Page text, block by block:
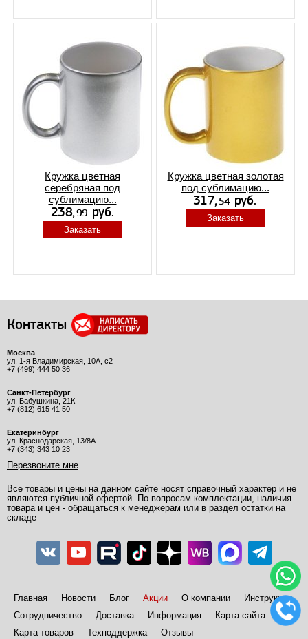
Кружка цветная
серебряная под
сублимацию...
Заказать
Кружка цветная золотая
под сублимацию...
Заказать
Контакты
Москва
ул. 1-я Владимирская, 10А, с2
+7 (499) 444 50 36
Санкт-Петербург
ул. Бабушкина, 21К
+7 (812) 615 41 50
Екатеринбург
ул. Краснодарская, 13/8А
+7 (343) 343 10 23
Перезвоните мне
Все товары и цены на данном сайте носят справочный характер и не
являются публичной офертой. По вопросам комплектации, наличия
товара и цен - обращаться к менеджерам или в раздел остатки на
складе
Главная Новости Блог Акции О компании
Инструкции
Сотрудничество
Доставка Информация
Карта сайта
Карта товаров
Техподдержка Отзывы